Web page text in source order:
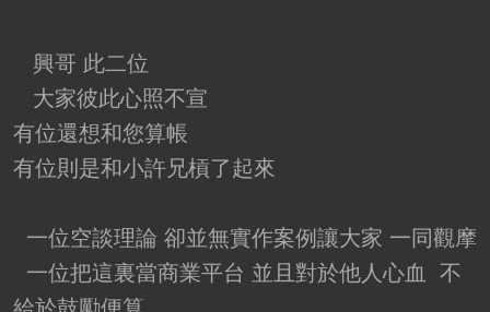
興哥 此二位
大家彼此心照不宣
有位還想和您算帳
有位則是和小許兄槓了起來
一位空談理論 卻並無實作案例讓大家 一同觀摩
一位把這裏當商業平台 並且對於他人心血 不